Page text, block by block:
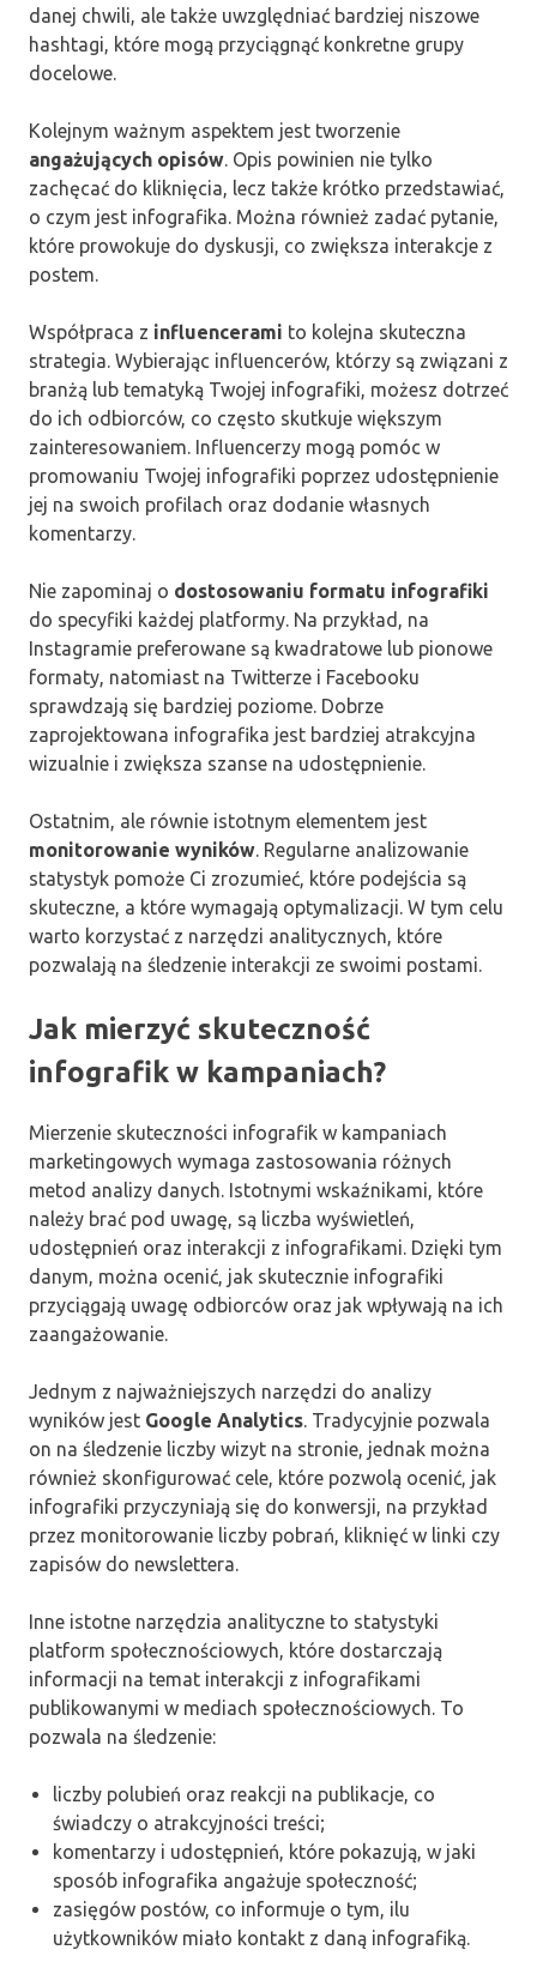
danej chwili, ale także uwzględniać bardziej niszowe
hashtagi, które mogą przyciągnąć konkretne grupy
docelowe.
Kolejnym ważnym aspektem jest tworzenie
angażujących opisów. Opis powinien nie tylko
zachęcać do kliknięcia, lecz także krótko przedstawiać,
o czym jest infografika. Można również zadać pytanie,
które prowokuje do dyskusji, co zwiększa interakcje z
postem.
Współpraca z influencerami to kolejna skuteczna
strategia. Wybierając influencerów, którzy są związani z
branżą lub tematyką Twojej infografiki, możesz dotrzeć
do ich odbiorców, co często skutkuje większym
zainteresowaniem. Influencerzy mogą pomóc w
promowaniu Twojej infografiki poprzez udostępnienie
jej na swoich profilach oraz dodanie własnych
komentarzy.
Nie zapominaj o dostosowaniu formatu infografiki
do specyfiki każdej platformy. Na przykład, na
Instagramie preferowane są kwadratowe lub pionowe
formaty, natomiast na Twitterze i Facebooku
sprawdzają się bardziej poziome. Dobrze
zaprojektowana infografika jest bardziej atrakcyjna
wizualnie i zwiększa szanse na udostępnienie.
Ostatnim, ale równie istotnym elementem jest
monitorowanie wyników. Regularne analizowanie
statystyk pomoże Ci zrozumieć, które podejścia są
skuteczne, a które wymagają optymalizacji. W tym celu
warto korzystać z narzędzi analitycznych, które
pozwalają na śledzenie interakcji ze swoimi postami.
Jak mierzyć skuteczność
infografik w kampaniach?
Mierzenie skuteczności infografik w kampaniach
marketingowych wymaga zastosowania różnych
metod analizy danych. Istotnymi wskaźnikami, które
należy brać pod uwagę, są liczba wyświetleń,
udostępnień oraz interakcji z infografikami. Dzięki tym
danym, można ocenić, jak skutecznie infografiki
przyciągają uwagę odbiorców oraz jak wpływają na ich
zaangażowanie.
Jednym z najważniejszych narzędzi do analizy
wyników jest Google Analytics. Tradycyjnie pozwala
on na śledzenie liczby wizyt na stronie, jednak można
również skonfigurować cele, które pozwolą ocenić, jak
infografiki przyczyniają się do konwersji, na przykład
przez monitorowanie liczby pobrań, kliknięć w linki czy
zapisów do newslettera.
Inne istotne narzędzia analityczne to statystyki
platform społecznościowych, które dostarczają
informacji na temat interakcji z infografikami
publikowanymi w mediach społecznościowych. To
pozwala na śledzenie:
liczby polubień oraz reakcji na publikacje, co
świadczy o atrakcyjności treści;
komentarzy i udostępnień, które pokazują, w jaki
sposób infografika angażuje społeczność;
zasięgów postów, co informuje o tym, ilu
użytkowników miało kontakt z daną infografiką.